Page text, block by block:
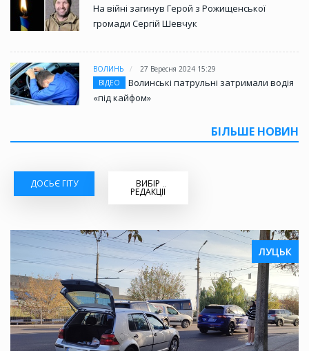
На війні загинув Герой з Рожищенської
громади Сергій Шевчук
ВОЛИНЬ
27 Вересня 2024 15:29
ВІДЕО
Волинські патрульні затримали водія
«під кайфом»
БІЛЬШЕ НОВИН
ДОСЬЄ ГІТУ ВИБІР
РЕДАКЦІЇ
ЛУЦЬК